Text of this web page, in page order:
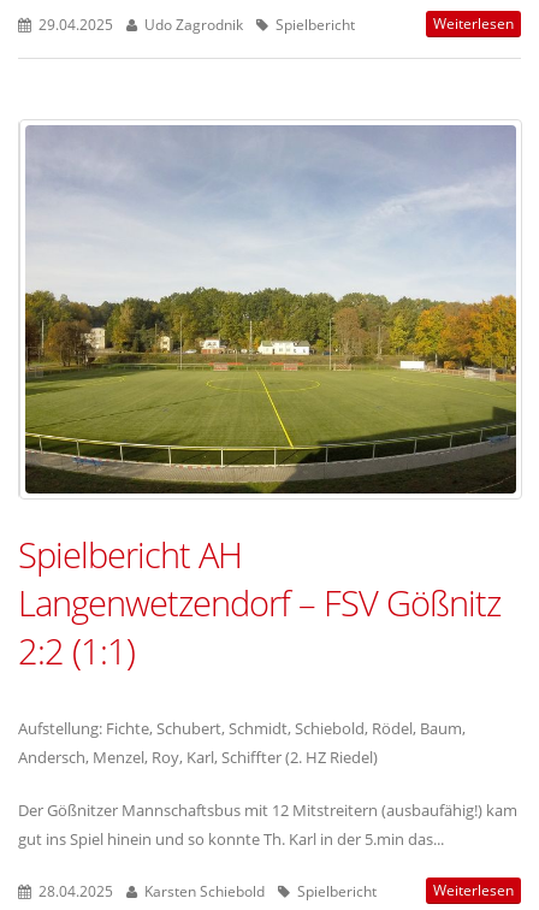
29.04.2025 Udo Zagrodnik Spielbericht Weiterlesen
Spielbericht AH
Langenwetzendorf – FSV Gößnitz
2:2 (1:1)
Aufstellung: Fichte, Schubert, Schmidt, Schiebold, Rödel, Baum,
Andersch, Menzel, Roy, Karl, Schiffter (2. HZ Riedel)
Der Gößnitzer Mannschaftsbus mit 12 Mitstreitern (ausbaufähig!) kam
gut ins Spiel hinein und so konnte Th. Karl in der 5.min das...
28.04.2025 Karsten Schiebold Spielbericht Weiterlesen